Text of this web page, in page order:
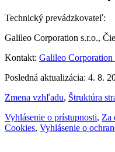
Technický prevádzkovateľ:
Galileo Corporation s.r.o.,
Kontakt: Galileo Corporation
Posledná aktualizácia: 4. 8.
Zmena vzhľadu, Štruktúra
Vyhlásenie o prístupnosti, Za
Cookies, Vyhlásenie o